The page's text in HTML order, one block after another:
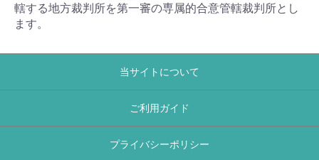
轄する地方裁判所を第一審の専属的合意管轄裁判所とし
ます。
当サイトについて
ご利用ガイド
プライバシーポリシー